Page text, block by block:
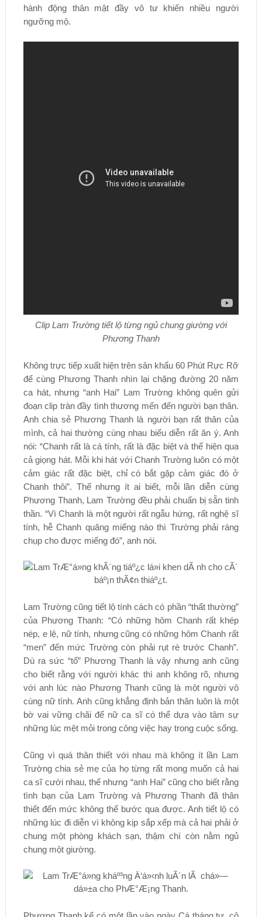
hành động thân mật đầy vô tư khiến nhiều người
ngưỡng mộ.
Clip Lam Trường tiết lộ từng ngủ chung giường với
Phương Thanh
Không trực tiếp xuất hiện trên sân khấu 60 Phút Rực Rỡ
để cùng Phương Thanh nhìn lại chặng đường 20 năm
ca hát, nhưng “anh Hai” Lam Trường không quên gửi
đoạn clip tràn đầy tình thương mến đến người bạn thân.
Anh chia sẻ Phương Thanh là người bạn rất thân của
mình, cả hai thường cùng nhau biểu diễn rất ăn ý. Anh
nói: “Chanh rất là cá tính, rất là đặc biệt và thể hiện qua
cả giọng hát. Mỗi khi hát với Chanh Trường luôn có một
cảm giác rất đặc biệt, chỉ có bắt gặp cảm giác đó ở
Chanh thôi”. Thế nhưng ít ai biết, mỗi lần diễn cùng
Phương Thanh, Lam Trường đều phải chuẩn bị sẵn tinh
thần. “Vì Chanh là một người rất ngẫu hứng, rất nghệ sĩ
tính, hễ Chanh quăng miếng nào thì Trường phải ráng
chụp cho được miếng đó”, anh nói.
Lam Trường cũng tiết lộ tính cách có phần “thất thường”
của Phương Thanh: “Có những hôm Chanh rất khép
nép, e lệ, nữ tính, nhưng cũng có những hôm Chanh rất
“men” đến mức Trường còn phải rụt rè trước Chanh”.
Dù ra sức “tố” Phương Thanh là vậy nhưng anh cũng
cho biết rằng với người khác thì anh không rõ, nhưng
với anh lúc nào Phương Thanh cũng là một người vô
cùng nữ tính. Anh cũng khẳng định bản thân luôn là một
bờ vai vững chãi để nữ ca sĩ có thể dựa vào tâm sự
những lúc mệt mỏi trong công việc hay trong cuộc sống.
Cũng vì quá thân thiết với nhau mà không ít lần Lam
Trường chia sẻ mẹ của họ từng rất mong muốn cả hai
ca sĩ cưới nhau, thế nhưng “anh Hai” cũng cho biết rằng
tình bạn của Lam Trường và Phương Thanh đã thân
thiết đến mức không thể bước qua được. Anh tiết lộ có
những lúc đi diễn vì không kịp sắp xếp mà cả hai phải ở
chung một phòng khách sạn, thậm chí còn nằm ngủ
chung một giường.